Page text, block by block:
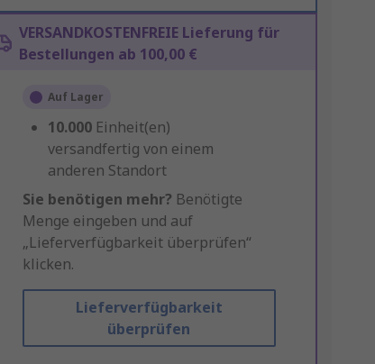
VERSANDKOSTENFREIE Lieferung für
Bestellungen ab 100,00 €
Auf Lager
10.000 Einheit(en)
versandfertig von einem
anderen Standort
Sie benötigen mehr? Benötigte
Menge eingeben und auf
„Lieferverfügbarkeit überprüfen“
klicken.
Lieferverfügbarkeit
überprüfen